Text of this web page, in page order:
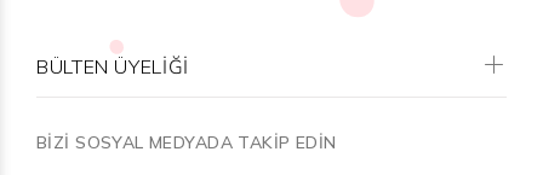
BÜLTEN ÜYELİĞİ
BİZİ SOSYAL MEDYADA TAKİP EDİN